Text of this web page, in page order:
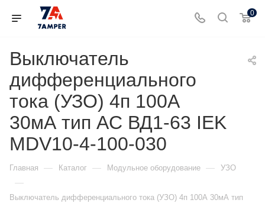
0
Выключатель
дифференциального
тока (УЗО) 4п 100А
30мА тип AC ВД1-63 IEK
MDV10-4-100-030
Главная — Каталог — Модульное оборудование — УЗО
—
Выключатель дифференциального тока (УЗО) 4п 100А 30мА тип